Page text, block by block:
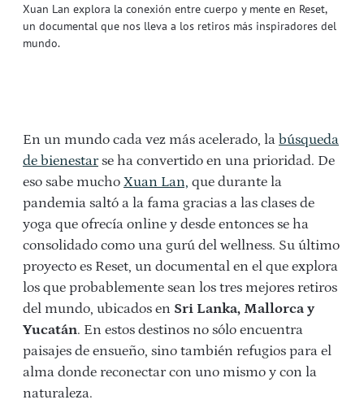
Xuan Lan explora la conexión entre cuerpo y mente en Reset,
un documental que nos lleva a los retiros más inspiradores del
mundo.
En un mundo cada vez más acelerado, la búsqueda
de bienestarse ha convertido en una prioridad. De
eso sabe mucho Xuan Lan, que durante la
pandemia saltó a la fama gracias a las clases de
yoga que ofrecía online y desde entonces se ha
consolidado como una gurú del wellness. Su último
proyecto es Reset, un documental en el que explora
los que probablemente sean los tres mejores retiros
del mundo, ubicados en Sri Lanka, Mallorca y
Yucatán. En estos destinos no sólo encuentra
paisajes de ensueño, sino también refugios para el
alma donde reconectar con uno mismo y con la
naturaleza.